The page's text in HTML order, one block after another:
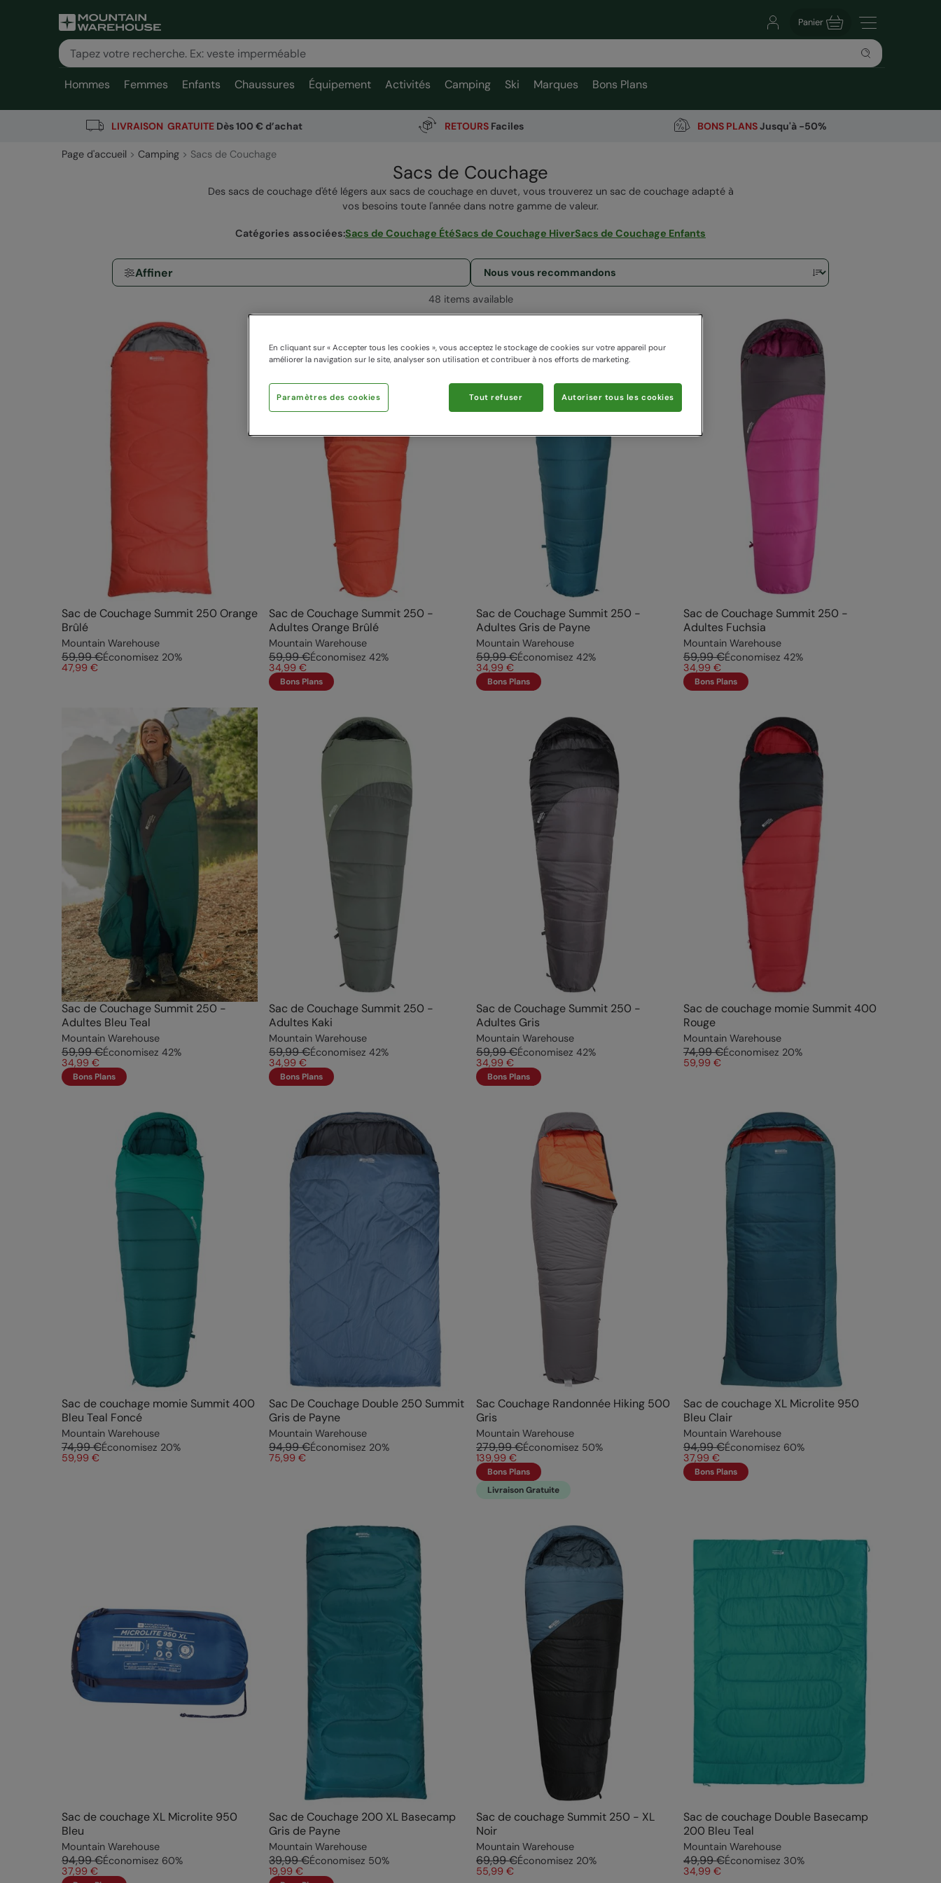
Panier
Hommes Femmes Enfants Chaussures Équipement Activités Camping Ski Marques Bons Plans
LIVRAISON GRATUITEDès 100 € d’achat RETOURS Faciles BONS PLANSJusqu'à -50%
Page d'accueil Camping Sacs de Couchage
Sacs de Couchage
Des sacs de couchage d'été légers aux sacs de couchage en duvet, vous trouverez un sac de couchage adapté à
vos besoins toute l'année dans notre gamme de valeur.
Catégories associées:Sacs de Couchage ÉtéSacs de Couchage HiverSacs de Couchage Enfants
Affiner
48 items available
Sac de Couchage Summit 250 Orange
Brûlé
Mountain Warehouse
59,99 €Économisez 20%
47,99 €
Sac de Couchage Summit 250 -
Adultes Orange Brûlé
Mountain Warehouse
59,99 €Économisez 42%
34,99 €
Bons Plans
Sac de Couchage Summit 250 -
Adultes Gris de Payne
Mountain Warehouse
59,99 €Économisez 42%
34,99 €
Bons Plans
Sac de Couchage Summit 250 -
Adultes Fuchsia
Mountain Warehouse
59,99 €Économisez 42%
34,99 €
Bons Plans
Sac de Couchage Summit 250 -
Adultes Bleu Teal
Mountain Warehouse
59,99 €Économisez 42%
34,99 €
Bons Plans
Sac de Couchage Summit 250 -
Adultes Kaki
Mountain Warehouse
59,99 €Économisez 42%
34,99 €
Bons Plans
Sac de Couchage Summit 250 -
Adultes Gris
Mountain Warehouse
59,99 €Économisez 42%
34,99 €
Bons Plans
Sac de couchage momie Summit 400
Rouge
Mountain Warehouse
74,99 €Économisez 20%
59,99 €
Sac de couchage momie Summit 400
Bleu Teal Foncé
Mountain Warehouse
74,99 €Économisez 20%
59,99 €
Sac De Couchage Double 250 Summit
Gris de Payne
Mountain Warehouse
94,99 €Économisez 20%
75,99 €
Sac Couchage Randonnée Hiking 500
Gris
Mountain Warehouse
279,99 €Économisez 50%
139,99 €
Bons Plans
Livraison Gratuite
Sac de couchage XL Microlite 950
Bleu Clair
Mountain Warehouse
94,99 €Économisez 60%
37,99 €
Bons Plans
Sac de couchage XL Microlite 950
Bleu
Mountain Warehouse
94,99 €Économisez 60%
37,99 €
Sac de Couchage 200 XL Basecamp
Gris de Payne
Mountain Warehouse
39,99 €Économisez 50%
19,99 €
Sac de couchage Summit 250 - XL
Noir
Mountain Warehouse
69,99 €Économisez 20%
55,99 €
Sac de couchage Double Basecamp
200 Bleu Teal
Mountain Warehouse
49,99 €Économisez 30%
34,99 €
En cliquant sur « Accepter tous les cookies », vous acceptez le stockage de cookies sur votre appareil pour
améliorer la navigation sur le site, analyser son utilisation et contribuer à nos efforts de marketing.
Paramètres des cookies Tout refuser Autoriser tous les cookies